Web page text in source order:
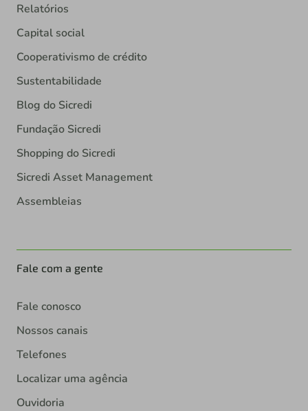
Relatórios
Capital social
Cooperativismo de crédito
Sustentabilidade
Blog do Sicredi
Fundação Sicredi
Shopping do Sicredi
Sicredi Asset Management
Assembleias
Fale com a gente
Fale conosco
Nossos canais
Telefones
Localizar uma agência
Ouvidoria